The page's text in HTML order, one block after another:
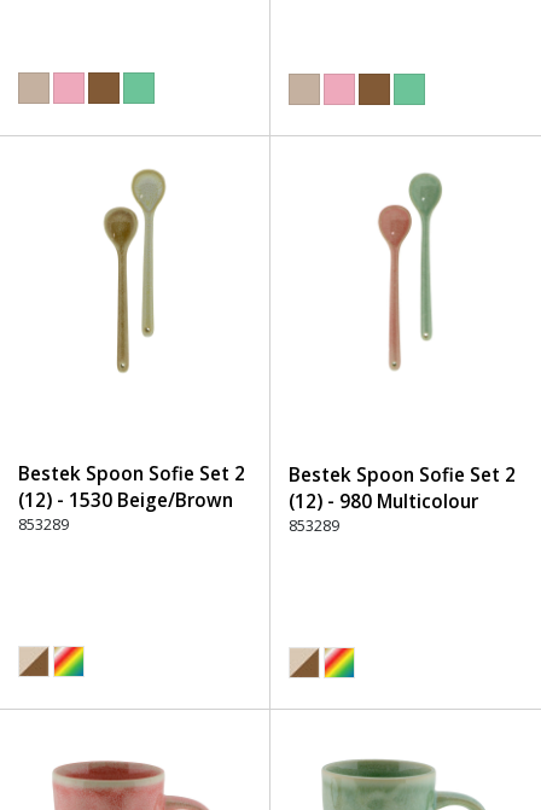
Bestek Spoon Sofie Set 2
(12) - 1530 Beige/Brown
853289
Bestek Spoon Sofie Set 2
(12) - 980 Multicolour
853289